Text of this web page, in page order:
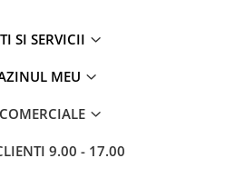
Auto
SI SERVICII
MEU
9.00 - 17.00